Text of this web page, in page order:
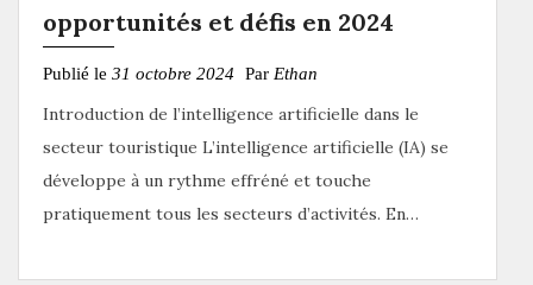
opportunités et défis en 2024
Publié le 31 octobre 2024 Par Ethan
Introduction de l’intelligence artificielle dans le
secteur touristique L’intelligence artificielle (IA) se
développe à un rythme effréné et touche
pratiquement tous les secteurs d’activités. En…